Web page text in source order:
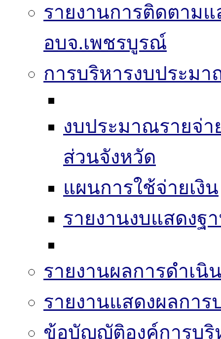
รายงานการติดตาม
อบจ.เพชรบูรณ์
การบริหารงบประม
งบประมาณรายจ่า
ส่วนจังหวัด
แผนการใช้จ่ายเงิน
รายงานงบแสดงฐ
รายงานผลการดำเ
รายงานแสดงผลกา
ข้อบัญญัติองค์การบริ